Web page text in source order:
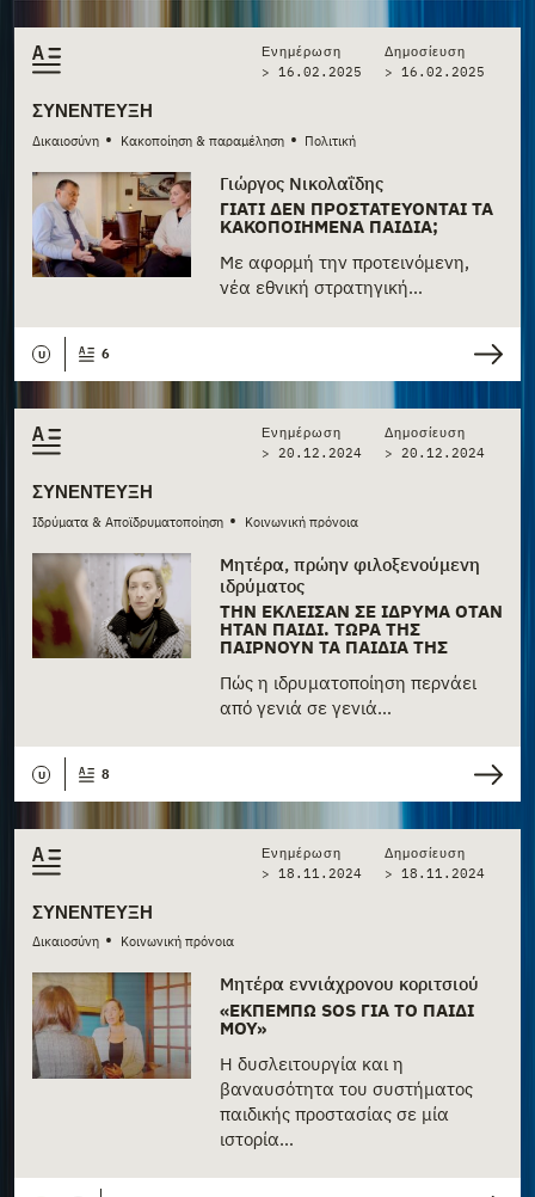
ΣΥΝΈΝΤΕΥΞΗ
Δικαιοσύνη • Κακοποίηση & παραμέληση • Πολιτική
Ενημέρωση
> 16.02.2025
Δημοσίευση
> 16.02.2025
Γιώργος Νικολαΐδης
ΓΙΑΤΊ ΔΕΝ ΠΡΟΣΤΑΤΕΎΟΝΤΑΙ ΤΑ
ΚΑΚΟΠΟΙΗΜΈΝΑ ΠΑΙΔΙΆ;
Με αφορμή την προτεινόμενη,
νέα εθνική στρατηγική…
U 6
ΣΥΝΈΝΤΕΥΞΗ
Ιδρύματα & Αποϊδρυματοποίηση • Κοινωνική πρόνοια
Ενημέρωση
> 20.12.2024
Δημοσίευση
> 20.12.2024
Μητέρα, πρώην φιλοξενούμενη
ιδρύματος
ΤΗΝ ΈΚΛΕΙΣΑΝ ΣΕ ΊΔΡΥΜΑ ΌΤΑΝ
ΉΤΑΝ ΠΑΙΔΊ. ΤΏΡΑ ΤΗΣ
ΠΑΊΡΝΟΥΝ ΤΑ ΠΑΙΔΙΆ ΤΗΣ
Πώς η ιδρυματοποίηση περνάει
από γενιά σε γενιά…
U 8
ΣΥΝΈΝΤΕΥΞΗ
Δικαιοσύνη • Κοινωνική πρόνοια
Ενημέρωση
> 18.11.2024
Δημοσίευση
> 18.11.2024
Μητέρα εννιάχρονου κοριτσιού
«ΕΚΠΈΜΠΩ SOS ΓΙΑ ΤΟ ΠΑΙΔΊ
ΜΟΥ»
Η δυσλειτουργία και η
βαναυσότητα του συστήματος
παιδικής προστασίας σε μία
ιστορία…